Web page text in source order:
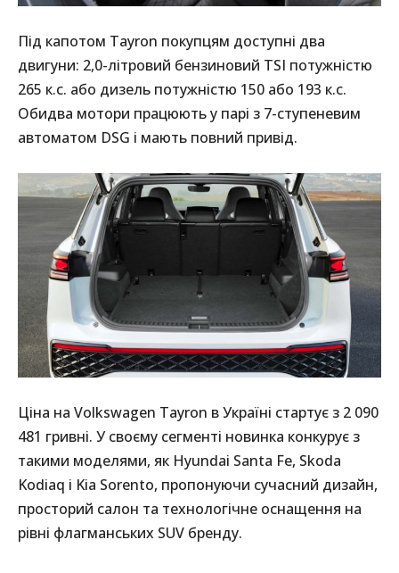
Під капотом Tayron покупцям доступні два
двигуни: 2,0-літровий бензиновий TSI потужністю
265 к.с. або дизель потужністю 150 або 193 к.с.
Обидва мотори працюють у парі з 7-ступеневим
автоматом DSG і мають повний привід.
Ціна на Volkswagen Tayron в Україні стартує з 2 090
481 гривні. У своєму сегменті новинка конкурує з
такими моделями, як Hyundai Santa Fe, Skoda
Kodiaq і Kia Sorento, пропонуючи сучасний дизайн,
просторий салон та технологічне оснащення на
рівні флагманських SUV бренду.